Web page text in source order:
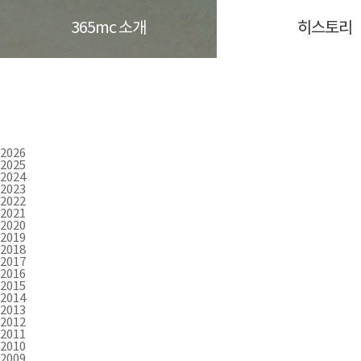
365mc 소개 히스토리
2026
2025
2024
2023
2022
2021
2020
2019
2018
2017
2016
2015
2014
2013
2012
2011
2010